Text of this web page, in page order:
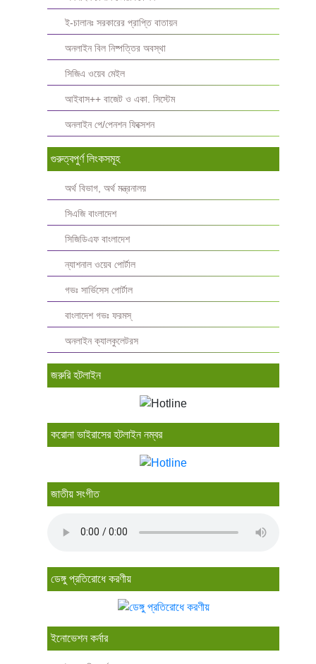
ই-চালানঃ সরকারের প্রাপ্তি বাতায়ন
অনলাইন বিল নিষ্পত্তির অবস্থা
সিজিএ ওয়েব মেইল
আইবাস++ বাজেট ও একা. সিস্টেম
অনলাইন পে/পেনশন ফিক্সেশন
গুরুত্বপুর্ণ লিংকসমূহ
অর্থ বিভাগ, অর্থ মন্ত্রনালয়
সিএজি বাংলাদেশ
সিজিডিএফ বাংলাদেশ
ন্যাশনাল ওয়েব পোর্টাল
গভঃ সার্ভিসেস পোর্টাল
বাংলাদেশ গভঃ ফরমস্‌
অনলাইন ক্যালকুলেটরস
জরুরি হটলাইন
করোনা ভাইরাসের হটলাইন নম্বর
জাতীয় সংগীত
ডেঙ্গু প্রতিরোধে করণীয়
ইনোভেশন কর্নার